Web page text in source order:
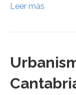
Leer más